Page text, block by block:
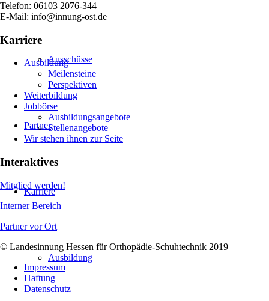
Ausschüsse
Partner
Karriere
Ausbildung
Telefon: 06103 2076-344
E-Mail: info@innung-ost.de
Karriere
Ausbildung
Meilensteine
Perspektiven
Weiterbildung
Jobbörse
Ausbildungsangebote
Stellenangebote
Wir stehen ihnen zur Seite
Interaktives
Mitglied werden!
Interner Bereich
Partner vor Ort
© Landesinnung Hessen für Orthopädie-Schuhtechnik 2019
Impressum
Haftung
Datenschutz